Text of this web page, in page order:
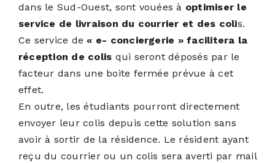
dans le Sud-Ouest, sont vouées à optimiser le
service de livraison du courrier et des colis.
Ce service de« e- conciergerie » facilitera la
réception de colis qui seront déposés par le
facteur dans une boite fermée prévue à cet
effet.
En outre, les étudiants pourront directement
envoyer leur colis depuis cette solution sans
avoir à sortir de la résidence. Le résident ayant
reçu du courrier ou un colis sera averti par mail